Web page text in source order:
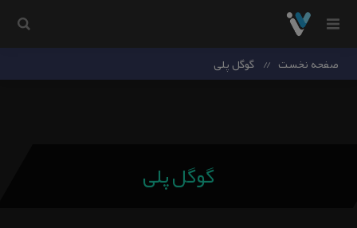
صفحه نخست / گوگل پلی
گوگل پلی